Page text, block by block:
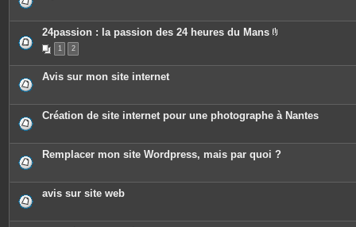
24passion : la passion des 24 heures du Mans
c
o
i
e
s
1 2
Avis sur mon site internet
Création de site internet pour une photographe à Nantes
Remplacer mon site Wordpress, mais par quoi ?
avis sur site web